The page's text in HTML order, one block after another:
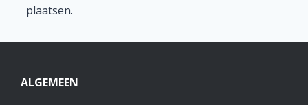
plaatsen.
ALGEMEEN